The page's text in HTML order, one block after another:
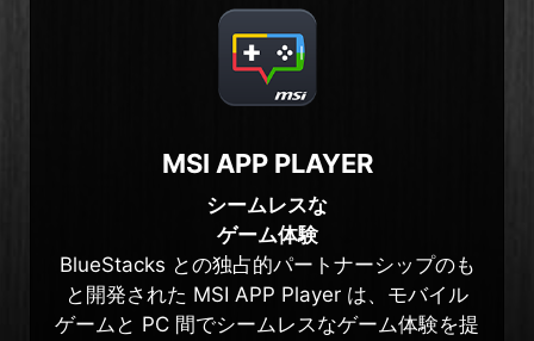
MSI APP PLAYER
シームレスな
ゲーム体験
BlueStacks との独占的パートナーシップのも
と開発された MSI APP Player は、モバイル
ゲームと PC 間でシームレスなゲーム体験を提